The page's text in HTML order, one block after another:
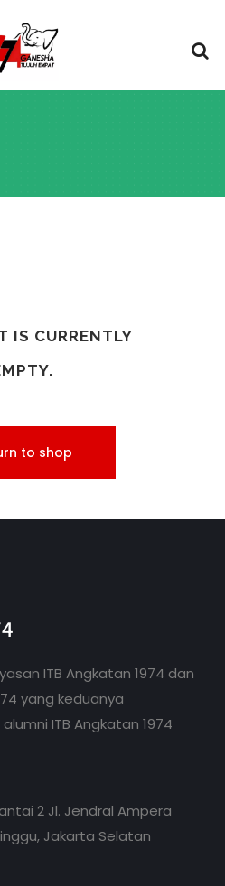
IS CURRENTLY
to shop
ITB Angkatan 1974 dan
yang keduanya
ITB Angkatan 1974
2 Jl. Jendral Ampera
Jakarta Selatan